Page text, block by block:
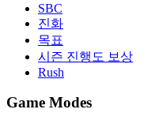
SBC
진화
목표
시즌 진행도 보상
Rush
Game Modes